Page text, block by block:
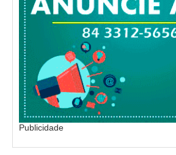
Publicidade